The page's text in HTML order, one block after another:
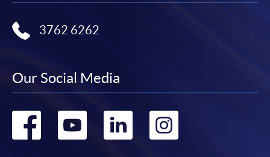
有關繳費詳情，請參閱付款方法。如對報名程序有任
人或報名中心。
選用網上報名服務必須在已接駁互聯網及支援
JavaScript程式瀏覽器的電腦上進行。建議選用
Google Chrome瀏覽器。
申請人不應閒置申請超過10分鐘。否則，申請人
3762 6262
Our Social Media
Go
Go
Go